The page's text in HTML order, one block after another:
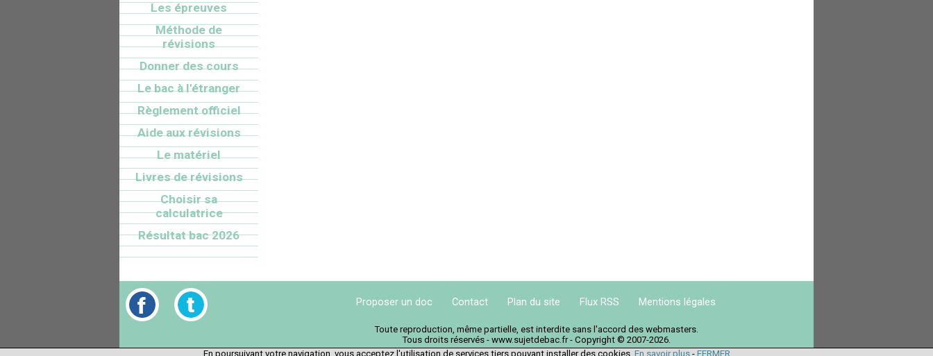
Les épreuves
Méthode de
révisions
Donner des cours
Le bac à l'étranger
Règlement officiel
Aide aux révisions
Le matériel
Livres de révisions
Choisir sa
calculatrice
Résultat bac 2026
Proposer un doc Contact Plan du site Flux RSS Mentions légales
Toute reproduction, même partielle, est interdite sans l'accord des webmasters.
Tous droits réservés - www.sujetdebac.fr - Copyright © 2007-2026.
En poursuivant votre navigation, vous acceptez l'utilisation de services tiers pouvant installer des cookies. En savoir plus- FERMER